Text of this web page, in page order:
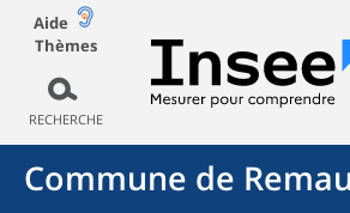
Aide
Thèmes
RECHERCHE
Commune de